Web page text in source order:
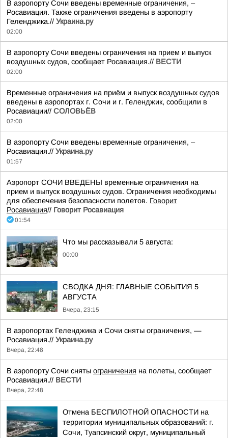
В аэропорту Сочи введены временные ограничения, –
Росавиация. Также ограничения введены в аэропорту
Геленджика.// Украина.ру
02:00
В аэропорту Сочи введены ограничения на прием и выпуск
воздушных судов, сообщает Росавиация.// ВЕСТИ
02:00
Временные ограничения на приём и выпуск воздушных судов
введены в аэропортах г. Сочи и г. Геленджик, сообщили в
Росавиации// СОЛОВЬЁВ
02:00
В аэропорту Сочи введены временные ограничения, –
Росавиация.// Украина.ру
01:57
Аэропорт СОЧИ ВВЕДЕНЫ временные ограничения на
прием и выпуск воздушных судов. Ограничения необходимы
для обеспечения безопасности полетов. Говорит
Росавиация// Говорит Росавиация
01:54
Что мы рассказывали 5 августа:
00:00
СВОДКА ДНЯ: ГЛАВНЫЕ СОБЫТИЯ 5
АВГУСТА
Вчера, 23:15
В аэропортах Геленджика и Сочи сняты ограничения, —
Росавиация.// Украина.ру
Вчера, 22:48
В аэропорту Сочи сняты ограничения на полеты, сообщает
Росавиация.// ВЕСТИ
Вчера, 22:48
Отмена БЕСПИЛОТНОЙ ОПАСНОСТИ на
территории муниципальных образований: г.
Сочи, Туапсинский округ, муниципальный